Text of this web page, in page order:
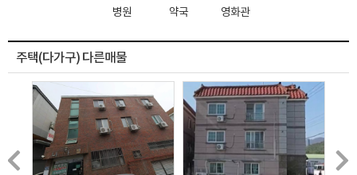
병원 약국 영화관
주택(다가구) 다른매물